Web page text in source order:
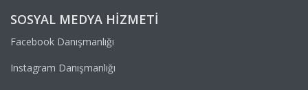
SOSYAL MEDYA HIZMETI
Facebook Danışmanlığı
Instagram Danışmanlığı